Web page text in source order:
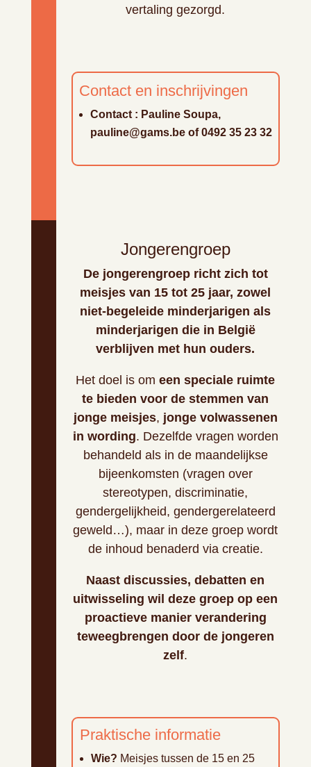
vertaling gezorgd.
Contact en inschrijvingen
Contact : Pauline Soupa,
pauline@gams.be of 0492 35 23 32
Jongerengroep
De jongerengroep richt zich tot
meisjes van 15 tot 25 jaar, zowel
niet-begeleide minderjarigen als
minderjarigen die in België
verblijven met hun ouders.
Het doel is omeen speciale ruimte
te bieden voor de stemmen van
jonge meisjes, jonge volwassenen
in wording. Dezelfde vragen worden
behandeld als in de maandelijkse
bijeenkomsten (vragen over
stereotypen, discriminatie,
gendergelijkheid, gendergerelateerd
geweld…), maar in deze groep wordt
de inhoud benaderd via creatie.
Naast discussies, debatten en
uitwisseling wil deze groep op een
proactieve manier verandering
teweegbrengen door de jongeren
zelf.
Praktische informatie
Wie? Meisjes tussen de 15 en 25